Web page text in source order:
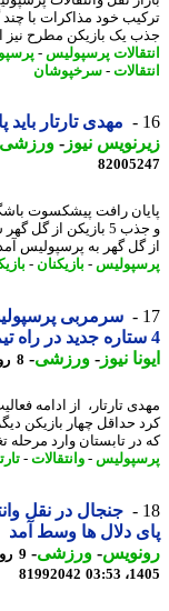
خود مذاکرات با چند
یک بازیکن مطرح نیز
پرسپولیس-
-سرخپوشان
مهدی تارتار باید
نیوز-ورزشی-7 روز پیش - یکشنبه 11 مرداد 1405، 05:43
رافت پیشکسوت باشگاه
و جذب 5 بازیکن از گل
گهر به پرسپولیس آمده
-بازیکنان-بازیکن -
سرمربی پرسپولیس
نیوز-ورزشی-8 روز پیش - شنبه 10 مرداد 1405، 02:16
تارتار، از ادامه فعالیت
حداقل چهار بازیکن دیگر
تابستان وارد مرحله
-وانتقالات-تارتار-
جنجال در نقل
دلال ها وسط آمد
-ورزشی-
81992042